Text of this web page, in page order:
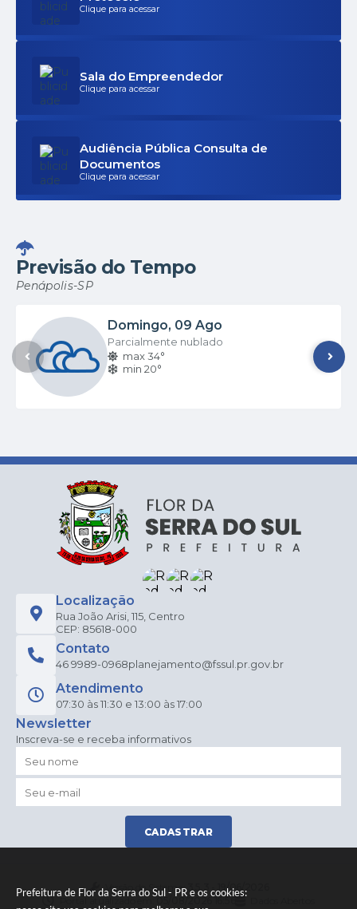
Prefeitura de Flor da Serra do Sul - PR e os cookies:
Clique para acessar
Sala do Empreendedor
Clique para acessar
Audiência Pública Consulta de
Documentos
Clique para acessar
Previsão do Tempo
Penápolis-SP
Domingo 09 Ago
Parcialmente nublado
max 34°
min 20°
Localização
Rua João Arisi, 115, Centro
CEP: 85618-000
Contato
46 9989-0968planejamento@fssul.pr.gov.br
Atendimento
07:30 às 11:30 e 13:00 às 17:00
Newsletter
Inscreva-se e receba informativos
CADASTRAR
Versão do Sistema:3.5.3 - 19/06/2026